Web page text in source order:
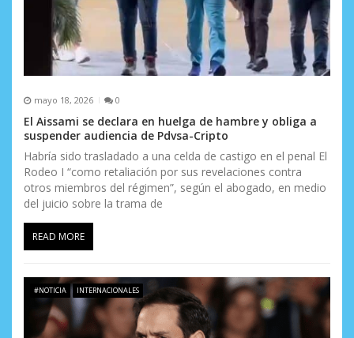
mayo 18, 2026 0
El Aissami se declara en huelga de hambre y obliga a
suspender audiencia de Pdvsa-Cripto
Habría sido trasladado a una celda de castigo en el penal El
Rodeo I “como retaliación por sus revelaciones contra
otros miembros del régimen”, según el abogado, en medio
del juicio sobre la trama de
READ MORE
#NOTICIA INTERNACIONALES